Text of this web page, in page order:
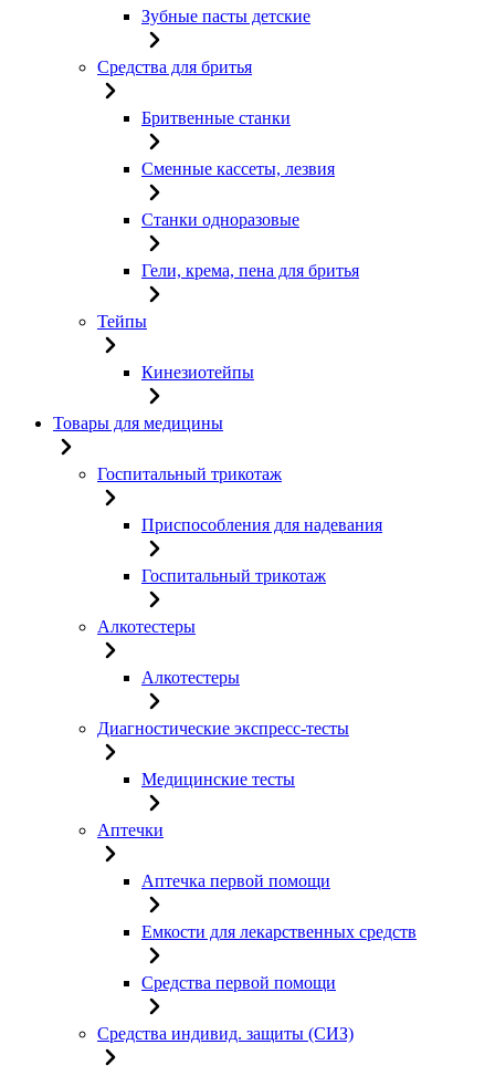
Зубные пасты детские
Средства для бритья
Бритвенные станки
Сменные кассеты, лезвия
Станки одноразовые
Гели, крема, пена для бритья
Тейпы
Кинезиотейпы
Товары для медицины
Госпитальный трикотаж
Приспособления для надевания
Госпитальный трикотаж
Алкотестеры
Алкотестеры
Диагностические экспресс-тесты
Медицинские тесты
Аптечки
Аптечка первой помощи
Емкости для лекарственных средств
Средства первой помощи
Средства индивид. защиты (СИЗ)